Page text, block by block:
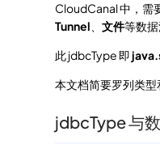
CloudCanal 中，需
Tunnel
文件等数据
此 jdbcType 即
本文档简要罗列类型
jdbcType 与